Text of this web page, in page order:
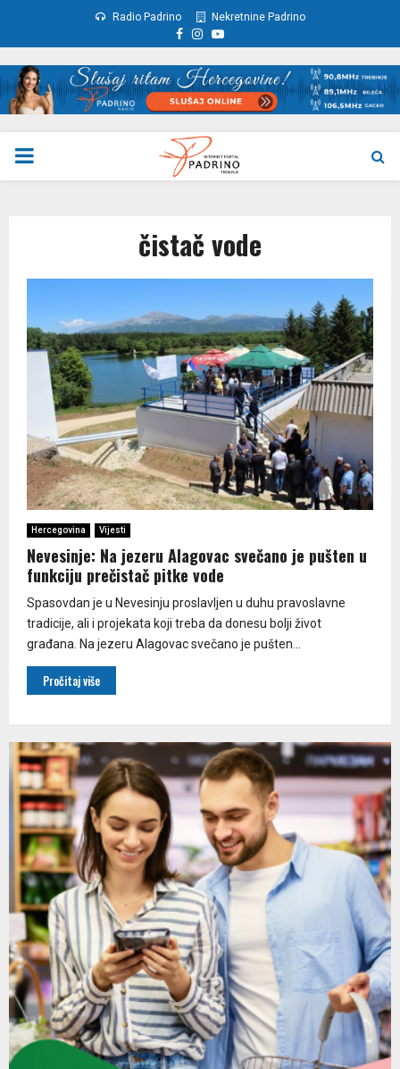
Radio Padrino Nekretnine Padrino
Facebook
Instagram
Youtube
PRIMARY
čistač vode
Hercegovina Vijesti
Nevesinje: Na jezeru Alagovac svečano je pušten u
funkciju prečistač pitke vode
Spasovdan je u Nevesinju proslavljen u duhu pravoslavne
tradicije, ali i projekata koji treba da donesu bolji život
građana. Na jezeru Alagovac svečano je pušten...
Pročitaj više